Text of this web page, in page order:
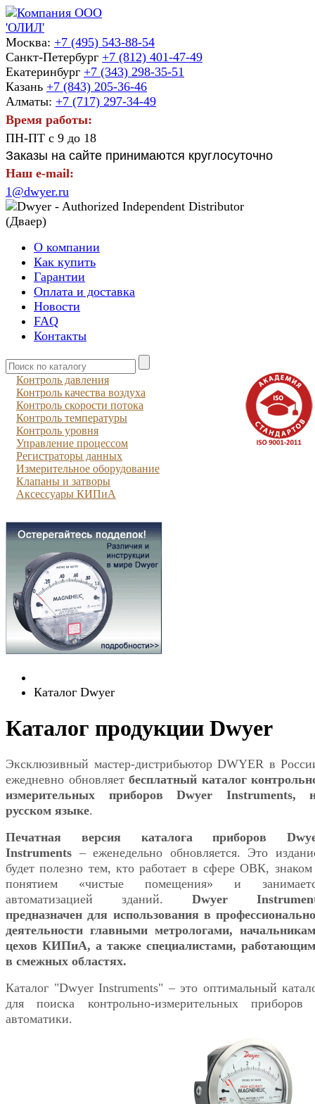
Москва: +7 (495) 543-88-54
Санкт-Петербург +7 (812) 401-47-49
Екатеринбург +7 (343) 298-35-51
Казань +7 (843) 205-36-46
Алматы: +7 (717) 297-34-49
Время работы:
ПН-ПТ с 9 до 18
Заказы на сайте принимаются круглосуточно
Наш e-mail:
1@dwyer.ru
О компании
Как купить
Гарантии
Оплата и доставка
Новости
FAQ
Контакты
Контроль давления
Контроль качества воздуха
Контроль скорости потока
Контроль температуры
Контроль уровня
Управление процессом
Регистраторы данных
Измерительное оборудование
Клапаны и затворы
Аксессуары КИПиА
Каталог Dwyer
Каталог продукции Dwyer
Эксклюзивный мастер-дистрибьютор DWYER в
ежедневно обновляет бесплатный каталог
измерительных приборов Dwyer Instruments,
русском языке.
Печатная версия каталога приборов
Instruments – еженедельно обновляется. Это
будет полезно тем, кто работает в сфере ОВК,
понятием «чистые помещения» и
автоматизацией зданий. Dwyer
предназначен для использования в
деятельности главными метрологами,
цехов КИПиА, а также специалистами,
в смежных областях.
Каталог "Dwyer Instruments" – это оптимальный
для поиска контрольно-измерительных приборов
автоматики.